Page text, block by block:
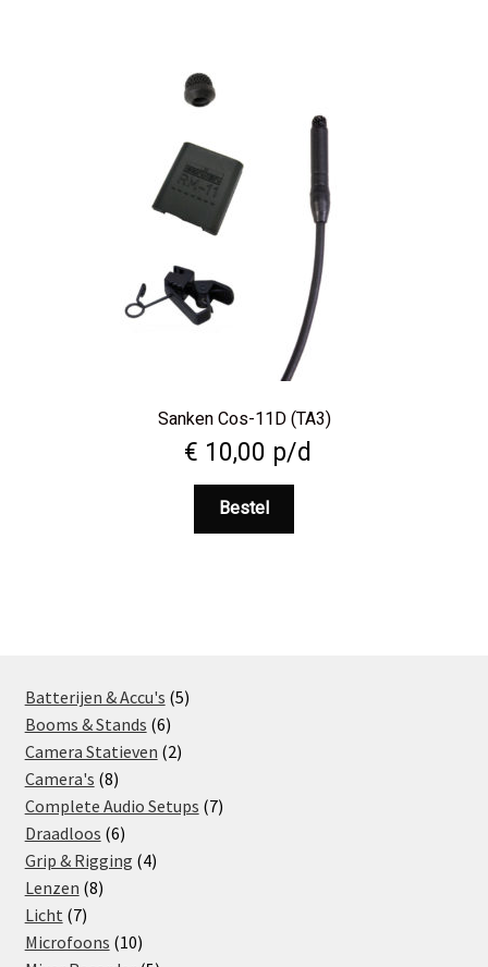
Sanken Cos-11D (TA3)
€ 10,00 p/d
Bestel
Batterijen & Accu's 55
Booms & Stands 66
products
Camera Statieven 22
Camera's 88
products
Complete Audio Setups 77
Draadloos 66
products
Grip & Rigging 44
Lenzen 88
Licht 77
products
Microfoons 1010